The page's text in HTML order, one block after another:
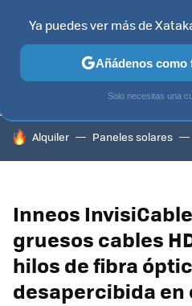
TELEVISORES CONTENIDOS
HOY SE HABLA DE
Alquiler Paneles solares
Inneos
gruesos cables
hilos de fibra
desapercibida en
Ya puedes ver más de
Añádenos como
Solo necesitas una